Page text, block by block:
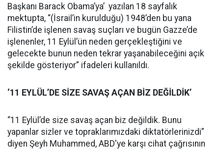
Başkanı Barack Obama’ya’ yazılan 18 sayfalık
mektupta, “(İsrail’in kurulduğu) 1948’den bu yana
Filistin’de işlenen savaş suçları ve bugün Gazze’de
işlenenler, 11 Eylül’ün neden gerçekleştiğini ve
gelecekte bunun neden tekrar yaşanabileceğini açık
şekilde gösteriyor” ifadeleri kullanıldı.
‘11 EYLÜL’DE SİZE SAVAŞ AÇAN BİZ DEĞİLDİK’
“11 Eylül’de size savaş açan biz değildik. Bunu
yapanlar sizler ve topraklarımızdaki diktatörlerinizdi”
diyen Şeyh Muhammed, ABD'ye karşı cihat çağrısının